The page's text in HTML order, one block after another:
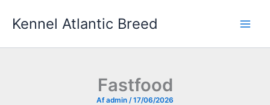
Kennel Atlantic Breed
Fastfood
Afadmin /17/06/2026